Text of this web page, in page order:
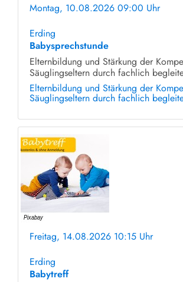
Montag, 10.08.2026 09:00 Uhr
Erding
Babysprechstunde
Elternbildung und Stärkung der
Säuglingseltern durch fachlich
Elternbildung und Stärkung der
Säuglingseltern durch fachlich
Freitag, 14.08.2026 10:15 Uhr
Erding
Babytreff